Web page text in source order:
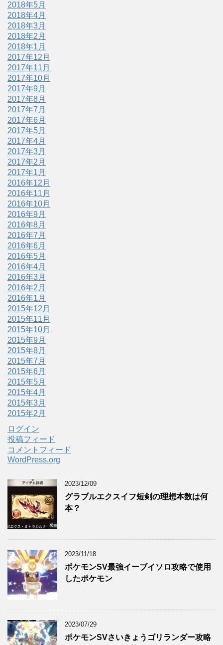
2018年5月
2018年4月
2018年3月
2018年2月
2018年1月
2017年12月
2017年11月
2017年10月
2017年9月
2017年8月
2017年7月
2017年6月
2017年5月
2017年4月
2017年3月
2017年2月
2017年1月
2016年12月
2016年11月
2016年10月
2016年9月
2016年8月
2016年7月
2016年6月
2016年5月
2016年4月
2016年3月
2016年2月
2016年1月
2015年12月
2015年11月
2015年10月
2015年9月
2015年8月
2015年7月
2015年6月
2015年5月
2015年4月
2015年3月
2015年2月
ログイン
投稿フィード
コメントフィード
WordPress.org
2023/12/09
グラブルエクスイフ短剣の理想本数は何
本？
2023/11/18
ポケモンSV最強イーブイソロ攻略で使用
したポケモン
2023/07/29
ポケモンSVさいきょうゴリランダー攻略